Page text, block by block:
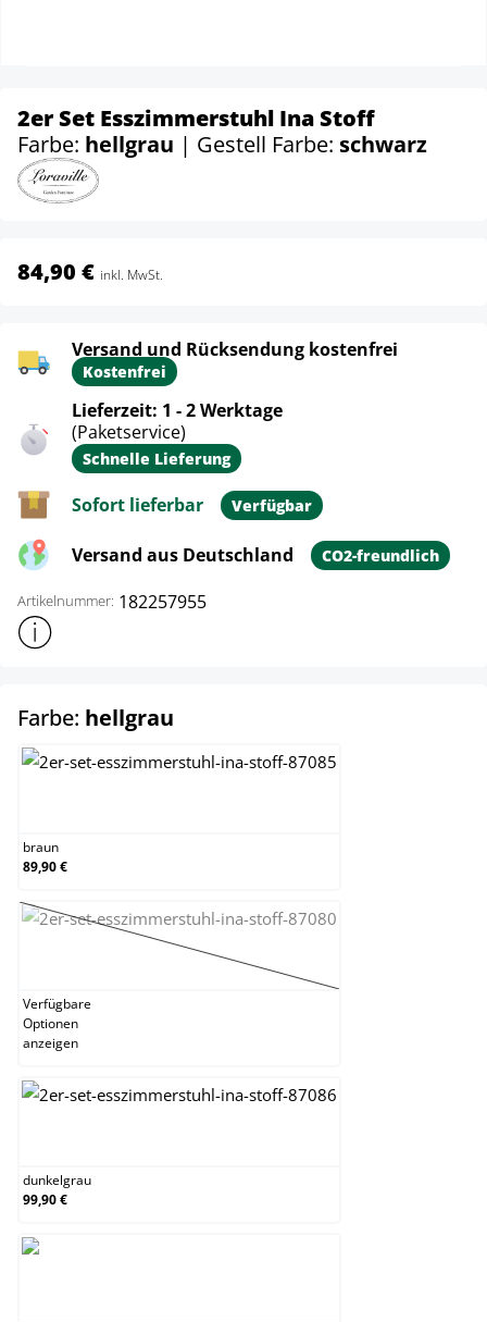
2er Set Esszimmerstuhl Ina Stoff
Farbe: hellgrau | Gestell Farbe: schwarz
84,90 € inkl. MwSt.
Versand und Rücksendung kostenfrei
Kostenfrei
Lieferzeit: 1 - 2 Werktage
(Paketservice)
Schnelle Lieferung
Sofort lieferbar Verfügbar
Versand aus Deutschland CO2-freundlich
Artikelnummer: 182257955
Weitere Produktinformationen anzeigen
Farbe: hellgrau
braun
89,90 €
creme
(Diese Option ist zurzeit nicht verfügbar.)
Verfügbare
Optionen
anzeigen
dunkelgrau
99,90 €